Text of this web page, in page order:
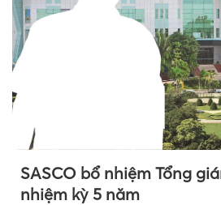
SASCO bổ nhiệm Tổng
nhiệm kỳ 5 năm